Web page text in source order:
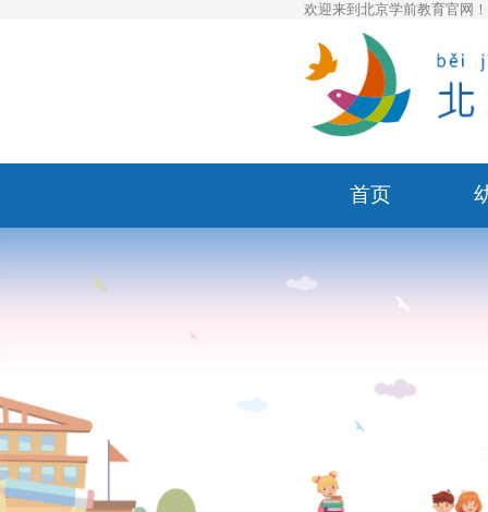
欢迎来到北京学前教育官网！
首页